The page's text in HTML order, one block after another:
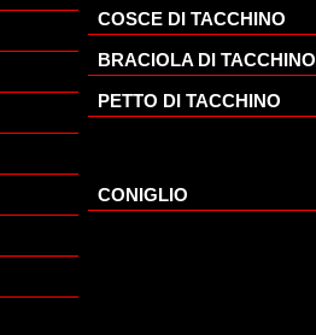
COSCE DI TACCHINO
BRACIOLA DI TACCHINO
PETTO DI TACCHINO
CONIGLIO